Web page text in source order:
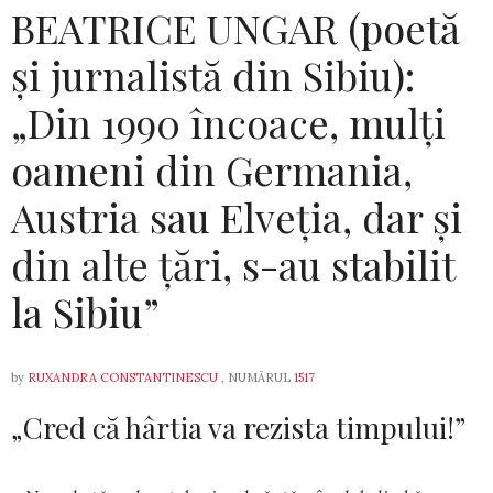
BEATRICE UNGAR (poetă
și jurnalistă din Sibiu):
„Din 1990 încoace, mulți
oameni din Germania,
Austria sau Elveția, dar și
din alte țări, s-au stabilit
la Sibiu”
by RUXANDRA CONSTANTINESCU , NUMĂRUL 1517
„Cred că hârtia va rezista timpului!”